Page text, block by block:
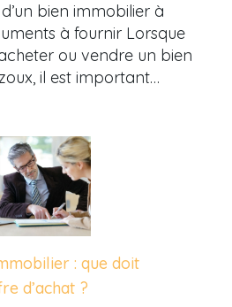
bien immobilier à
à fournir Lorsque
ou vendre un bien
il est important…
: que doit
d’achat ?